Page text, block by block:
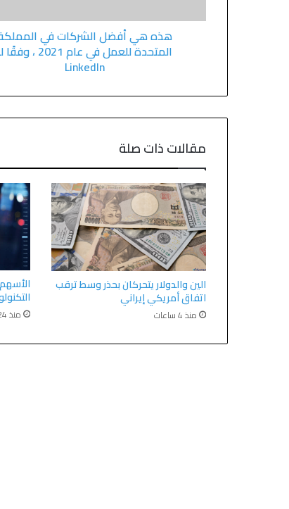
هذه هي أفضل الشركات في
المتحدة للعمل في عام 2021 ،
LinkedIn
مقالات ذات صلة
الين والدولار يتحركان بحذر وسط ترقب
اتفاق أمريكي إيراني
منذ 4 ساعات منذ 24 ساعة